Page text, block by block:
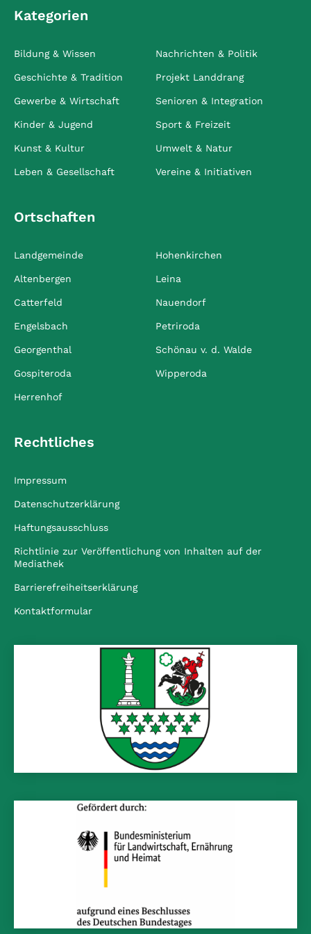
Kategorien
Bildung & Wissen
Geschichte & Tradition
Gewerbe & Wirtschaft
Kinder & Jugend
Kunst & Kultur
Leben & Gesellschaft
Nachrichten & Politik
Projekt Landdrang
Senioren & Integration
Sport & Freizeit
Umwelt & Natur
Vereine & Initiativen
Ortschaften
Landgemeinde
Altenbergen
Catterfeld
Engelsbach
Georgenthal
Gospiteroda
Herrenhof
Hohenkirchen
Leina
Nauendorf
Petriroda
Schönau v. d. Walde
Wipperoda
Rechtliches
Impressum
Datenschutzerklärung
Haftungsausschluss
Richtlinie zur Veröffentlichung von Inhalten auf der
Mediathek
Barrierefreiheitserklärung
Kontaktformular